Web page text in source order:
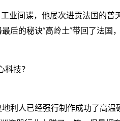
业间谍，他屡次进贡法国的普
后的秘诀“高岭土”带回了法国
利人已经强行制作成功了高温